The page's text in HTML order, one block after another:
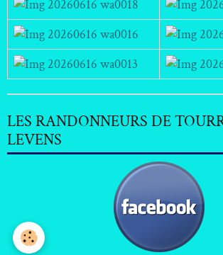
LES RANDONNEURS DE
LEVENS